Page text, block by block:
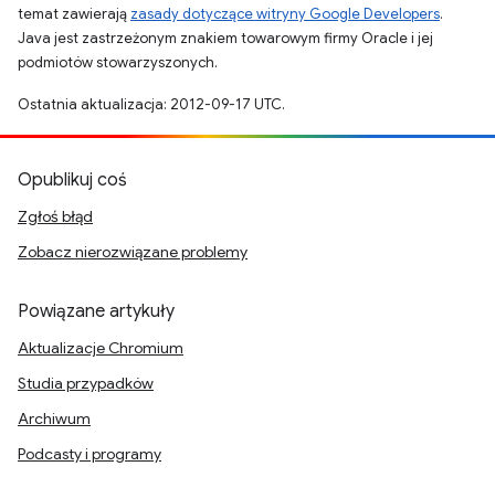
temat zawierają zasady dotyczące witryny Google Developers.
Java jest zastrzeżonym znakiem towarowym firmy Oracle i jej
podmiotów stowarzyszonych.
Ostatnia aktualizacja: 2012-09-17 UTC.
Opublikuj coś
Zgłoś błąd
Zobacz nierozwiązane problemy
Powiązane artykuły
Aktualizacje Chromium
Studia przypadków
Archiwum
Podcasty i programy